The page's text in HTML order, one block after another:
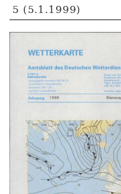
5 (5.1.1999)